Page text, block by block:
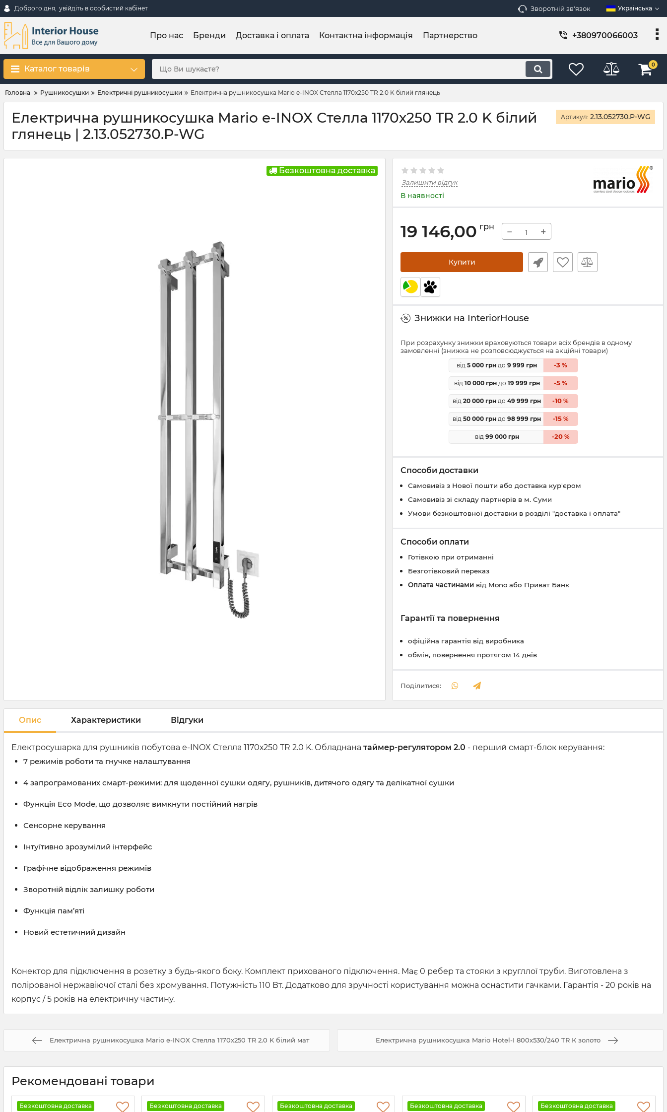
Доброго дня, увійдіть в особистий кабінет Зворотній зв'язок Українська
Про нас Бренди Доставка і оплата Контактна інформація Партнерство +380970066003
Каталог товарів 0
Головна Рушникосушки Електричні рушникосушки Електрична рушникосушка Mario e-INOX Стелла 1170х250 TR 2.0 K білий глянець
Електрична рушникосушка Mario e-INOX Стелла 1170х250 TR 2.0 K білий
глянець | 2.13.052730.P-WG
Артикул: 2.13.052730.P-WG
Безкоштовна доставка
Залишити відгук
В наявності
19 146,00 грн − +
Купити
Знижки на InteriorHouse
При розрахунку знижки враховуються товари всіх брендів в одному
замовленні (знижка не розповсюджується на акційні товари)
від 5 000 грн до 9 999 грн -3 %
від 10 000 грндо 19 999 грн -5 %
від 20 000 грн до 49 999 грн -10 %
від 50 000 грн до 98 999 грн -15%
від 99 000 грн -20%
Способи доставки
Самовивіз з Нової пошти або доставка кур'єром
Самовивіз зі складу партнерів в м. Суми
Умови безкоштовної доставки в розділі "доставка і оплата"
Способи оплати
Готівкою при отриманні
Безготівковий переказ
Оплата частинами від Mono або Приват Банк
Гарантії та повернення
офіційна гарантія від виробника
обмін, повернення протягом 14 днів
Поділитися:
Опис Характеристики Відгуки
Електросушарка для рушників побутова e-INOX Стелла 1170х250 TR 2.0 K. Обладнана таймер-регулятором 2.0 - перший смарт-блок керування:
7 режимів роботи та гнучке налаштування
4 запрограмованих смарт-режими: для щоденної сушки одягу, рушників, дитячого одягу та делікатної сушки
Функція Eco Mode, що дозволяє вимкнути постійний нагрів
Сенсорне керування
Інтуїтивно зрозумілий інтерфейс
Графічне відображення режимів
Зворотній відлік залишку роботи
Функція пам’яті
Новий естетичний дизайн
Конектор для підключення в розетку з будь-якого боку. Комплект прихованого підключення. Має 0 ребер та стояки з кругллої труби. Виготовлена з
полірованої нержавіючої сталі без хромування. Потужність 110 Вт. Додатково для зручності користування можна оснастити гачками. Гарантія - 20 років на
корпус / 5 років на електричну частину.
Електрична рушникосушка Mario e-INOX Стелла 1170х250 TR 2.0 K білий мат Електрична рушникосушка Mario Hotel-І 800х530/240 TR К золото
Рекомендовані товари
Безкоштовна доставка
Безкоштовна доставка Безкоштовна доставка
Безкоштовна доставка
Безкоштовна доставка